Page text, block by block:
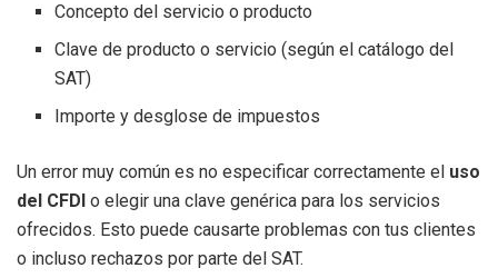
Concepto del servicio o producto
Clave de producto o servicio (según el catálogo del
SAT)
Importe y desglose de impuestos
Un error muy común es no especificar correctamente el uso
del CFDI o elegir una clave genérica para los servicios
ofrecidos. Esto puede causarte problemas con tus clientes
o incluso rechazos por parte del SAT.